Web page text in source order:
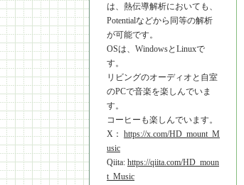
は、熱伝導解析においても、
Potentialなどから同等の解析
が可能です。
OSは、WindowsとLinuxで
す。
リビングのオーディオと自室
のPCで音楽を楽しんでいま
す。
コーヒーも楽しんでいます。
X： https://x.com/HD_mount_M
usic
Qiita: https://qiita.com/HD_moun
t_Music